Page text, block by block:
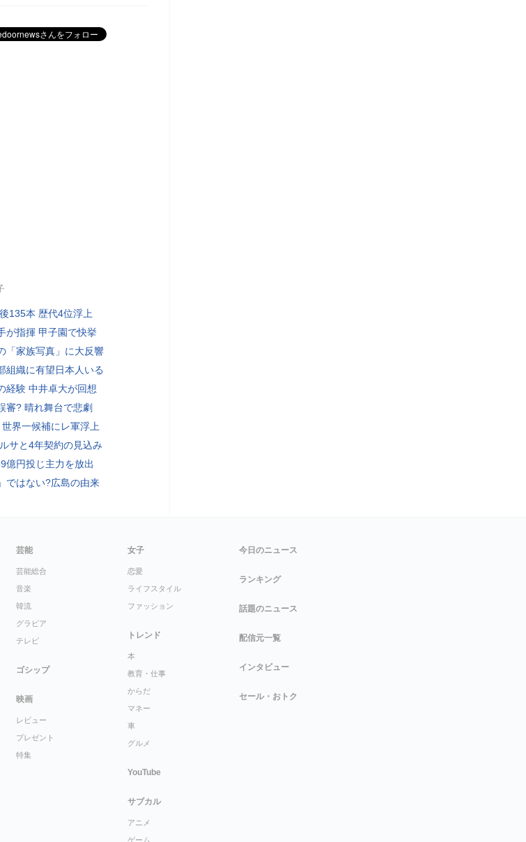
135本 歴代4位浮上
が指揮 甲子園で快挙
「家族写真」に大反響
組織に有望日本人いる
経験 中井卓大が回想
審? 晴れ舞台で悲劇
界一候補にレ軍浮上
サと4年契約の見込み
億円投じ主力を放出
ではない?広島の由来
芸能
芸能総合
音楽
韓流
グラビア
テレビ
ゴシップ
映画
レビュー
プレゼント
特集
女子
恋愛
ライフスタイル
ファッション
トレンド
本
教育・仕事
からだ
マネー
車
グルメ
YouTube
サブカル
アニメ
ゲーム
今日のニュース
ランキング
話題のニュース
配信元一覧
インタビュー
セール・おトク